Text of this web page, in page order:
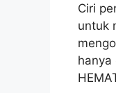
Ciri
untuk
hanya